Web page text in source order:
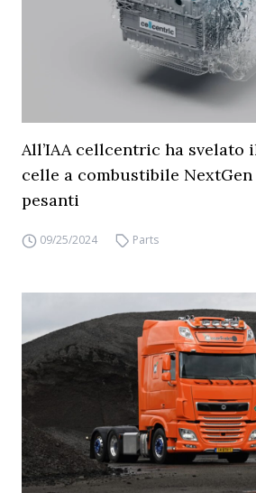
All’IAA cellcentric ha svelato
celle a combustibile
pesanti
09/25/2024 Parts